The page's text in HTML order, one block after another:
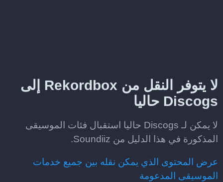
لا يتوفر النقل من Rekordbox إلى
Discogs حاليا
لا يمكن لـ Discogs حاليا استقبال فئات الموسيقى
المذكورة في هذا الدليل من Soundiiz.
عرض المحتوى الذي يمكن نقله بين جميع خدمات
الموسيقى المدعومة